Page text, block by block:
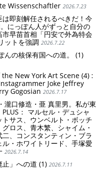
Wissenschaftler 2026.7.23
即刻解任されるべきだ！今
にっぽん人がずっと自分の
早苗首相「円安で外為特会
ットを強調 2026.7.22
んの核保有国への道。 (1)
New York Art Scene (4) :
Joke Jeffrey
Gogosian 2026.7.17
瀧口修造・亜 真里男。私が東
： マルセル・デュシャ
サス、ウンベルト・ボッチ
ロス、青木繁、シャイム・
、コンスタンティン・ブラ
ル・ホワイトリード、手塚愛
2026.7.14
止」への道 (1) 2026.7.11